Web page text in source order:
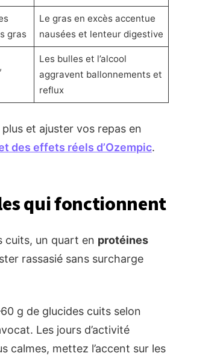
gras
Le gras en excès accentue
nausées et lenteur digestive
,
Les bulles et l’alcool
aggravent ballonnements et
reflux
et ajuster vos repas en
des effets réels d’Ozempic.
qui fonctionnent
cuits, un quart en protéines
rassasié sans surcharge
g de glucides cuits selon
Les jours d’activité
calmes, mettez l’accent sur les